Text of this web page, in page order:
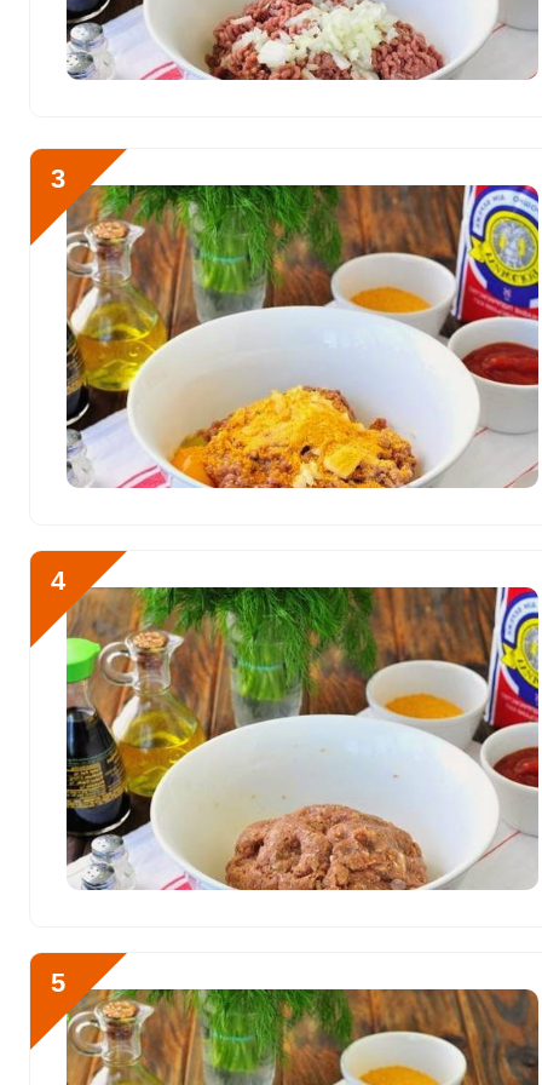
Фосфор 918.3 мг
Алюминий
Железо 15.3 мг
Йод 49.6 мкг
Кобальт 30.7 мкг
Литий 0
Марганец 1.4 мкг
Медь 687.7 мкг
Рубидий
Селен 33.2 мкг
Фтор 70 мкг
Хром 5.5 мкг
Цинк 3.6 мг
Бор 177.8 мкг
Ванадий 67.5 мкг
3
4
5